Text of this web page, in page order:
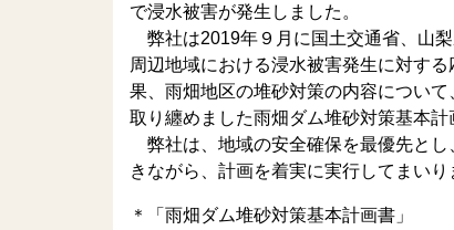
で浸水被害が発生しました。
弊社は2019年９月に国土交通省、山
周辺地域における浸水被害発生に対す
果、雨畑地区の堆砂対策の内容につい
取り纏めました雨畑ダム堆砂対策基本計
弊社は、地域の安全確保を最優先とし
きながら、計画を着実に実行してまいり
＊「雨畑ダム堆砂対策基本計画書」